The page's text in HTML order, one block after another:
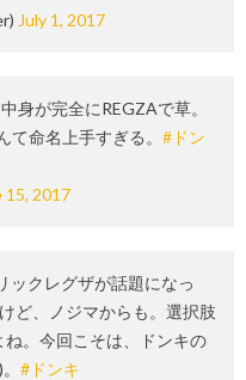
July 1, 2017
身が完全にREGZAで草。
て命名上手すぎる。 #ドン
15, 2017
ックレグザが話題になっ
ど、ノジマからも。選択肢
。今回こそは、ドンキの
#ドンキ